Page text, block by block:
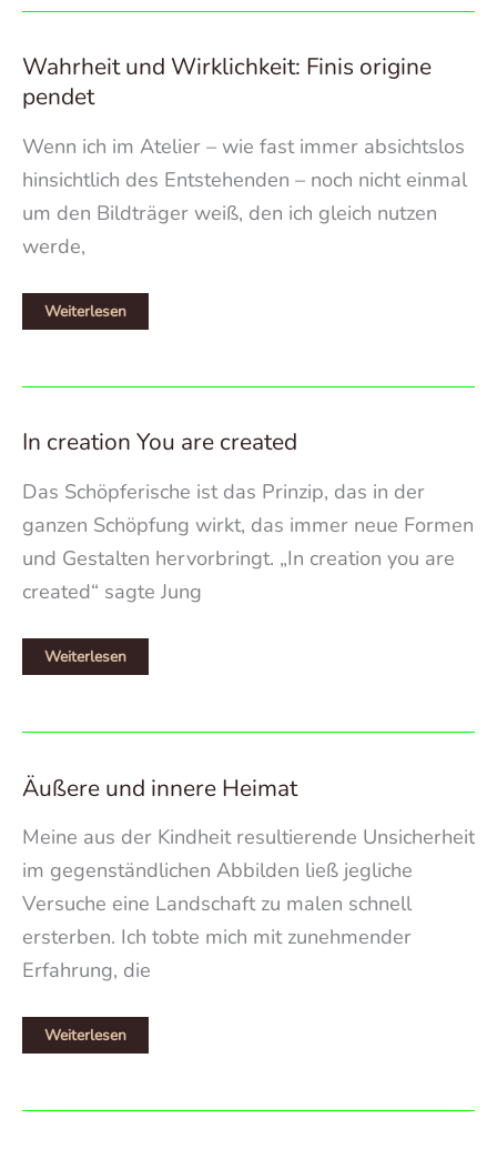
Wahrheit und Wirklichkeit: Finis origine
pendet
Wenn ich im Atelier – wie fast immer absichtslos
hinsichtlich des Entstehenden – noch nicht einmal
um den Bildträger weiß, den ich gleich nutzen
werde,
Wahrheit
und
pendet
Weiterlesen
In creation You are created
Das Schöpferische ist das Prinzip, das in der
ganzen Schöpfung wirkt, das immer neue Formen
und Gestalten hervorbringt. „In creation you are
created“ sagte Jung
In
creation
Weiterlesen
Äußere und innere Heimat
Meine aus der Kindheit resultierende Unsicherheit
im gegenständlichen Abbilden ließ jegliche
Versuche eine Landschaft zu malen schnell
ersterben. Ich tobte mich mit zunehmender
Erfahrung, die
Äußere
und
Weiterlesen